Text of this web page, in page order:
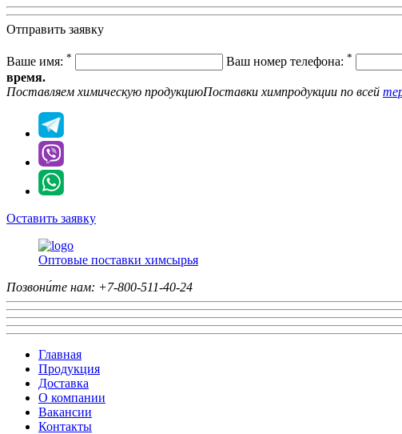
Отправить заявку
Ваше имя: * Ваш номер телефона: *
время.
Поставляем химическую продукциюПоставки химпродукции по всей
Оставить заявку
Оптовые поставки химсырья
Позвони́те нам: +7-800-511-40-24
Главная
Продукция
Доставка
О компании
Вакансии
Контакты